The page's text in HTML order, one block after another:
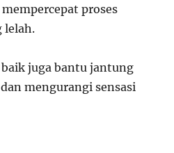
proses
lelah.
juga bantu jantung
mengurangi sensasi